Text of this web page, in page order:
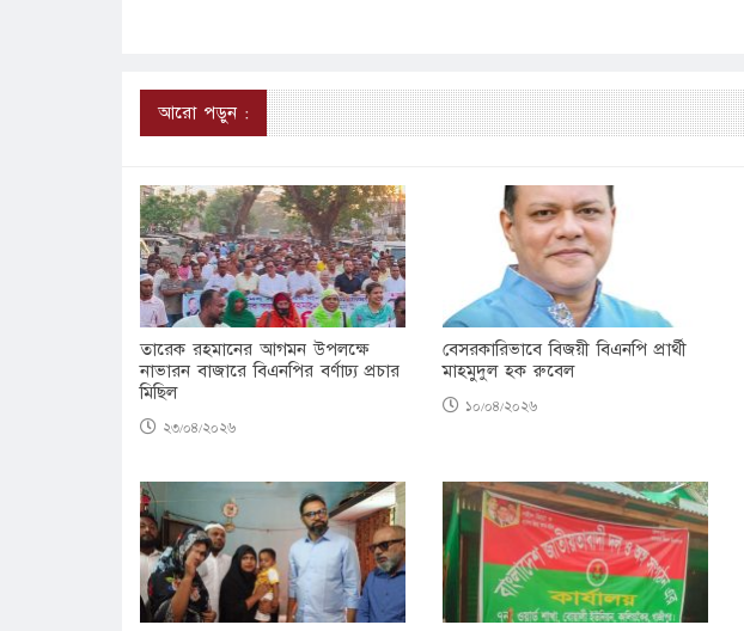
আরো পড়ুন :
তারেক রহমানের আগমন উপলক্ষে
নাভারন বাজারে বিএনপির বর্ণাঢ্য প্রচার
মিছিল
২৩/০৪/২০২৬
বেসরকারিভাবে বিজয়ী বিএনপি প্রার্থী
মাহমুদুল হক রুবেল
১০/০৪/২০২৬